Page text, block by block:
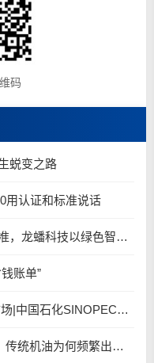
码
蜕变之路
用认证和标准说话
【龙蟠科技】参编零碳工厂团体标准，龙蟠科技以绿色智造锚定零碳未来
账单”
畅通丝路物流通道 深耕中亚海外市场|中国石化SINOPEC润滑油北京-阿拉木图图定班列顺利抵达
混动车型“启停拉锯工况”痛点解析：传统机油为何频繁出现油泥堆积？